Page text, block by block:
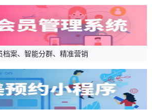
档案、智能分群、精准营销